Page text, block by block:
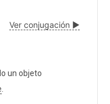
Ver conjugación ▶
un objeto